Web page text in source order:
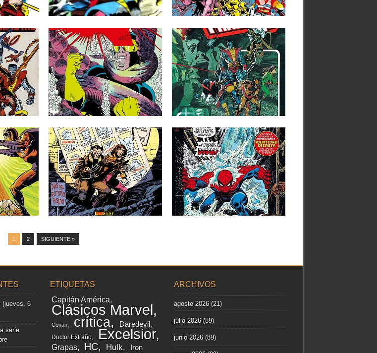
Claremont
▶ ▶
series...
▶
de los
▶
21.05.25
RESEÑAS: LA PATRULLA-
X: OMNIGOLD 5:
«DECISIONES» (1983-
1985)
Nuevo volumen correspondiente a la
Patrulla-X de Chris Claremont y nuevo...
▶
17.12.24
RESEÑAS: LA PATRULLA-
X: MARVEL GOLD: «DIOS
AMA, EL HOMBRE MATA»
(1983)
La dificultosa convivencia entre mutantes
y hombres corrientes ha sido una...
▶
de la
▶
13.09.23
RESEÑAS: LA PATRULLA-
X: OMNIGOLD 2: «DÍAS
DEL FUTURO PASADO»
(1979-1981)
La flamante Patrulla-X plurinacional y
multirracial creada por Len Wein y...
▶
14.09.22
RESEÑAS: SPIDERMAN:
OMNIGOLD 8:
«ESCARAMUZA BAJO
LAS CALLES» (1975-1978)
El anterior tomo recopilatorio de The
Amazing Spider-Man ponía colofón a...
▶
1 2 SIGUIENTE »
(jueves, 6
serie
ETIQUETAS
Capitán América
Clásicos Marvel
Conan crítica Daredevil
Doctor Extraño Excelsior
Grapas HC Hulk
Iron
ARCHIVOS
agosto 2026(21)
julio 2026(89)
junio 2026(89)